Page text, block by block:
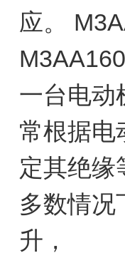
应。
一台电动
常根据电
定其绝缘
多数情况
升，